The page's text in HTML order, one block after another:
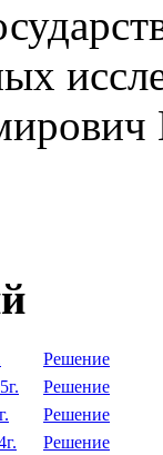
Решение
Решение
Решение
Решение